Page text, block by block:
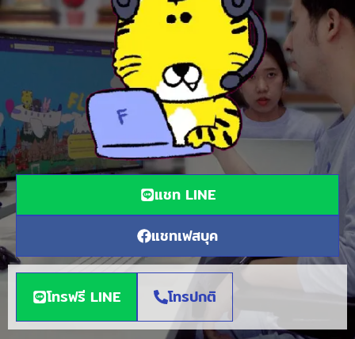
แชท LINE
แชทเฟสบุค
โทรฟรี LINE โทรปกติ